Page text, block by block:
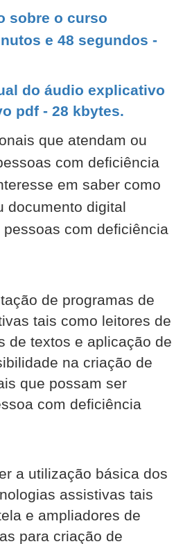
sobre o curso
e 48 segundos -
do áudio explicativo
pdf - 28 kbytes.
que atendam ou
com deficiência
em saber como
documento digital
com deficiência
de programas de
tais como leitores de
de textos e aplicação de
na criação de
que possam ser
com deficiência
a utilização básica dos
assistivas tais
e ampliadores de
para criação de